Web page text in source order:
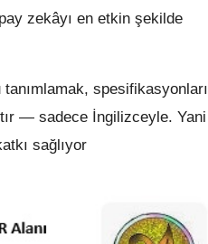
zekâyı en etkin şekilde
spesifikasyonları
— sadece İngilizceyle. Yani
sağlıyor